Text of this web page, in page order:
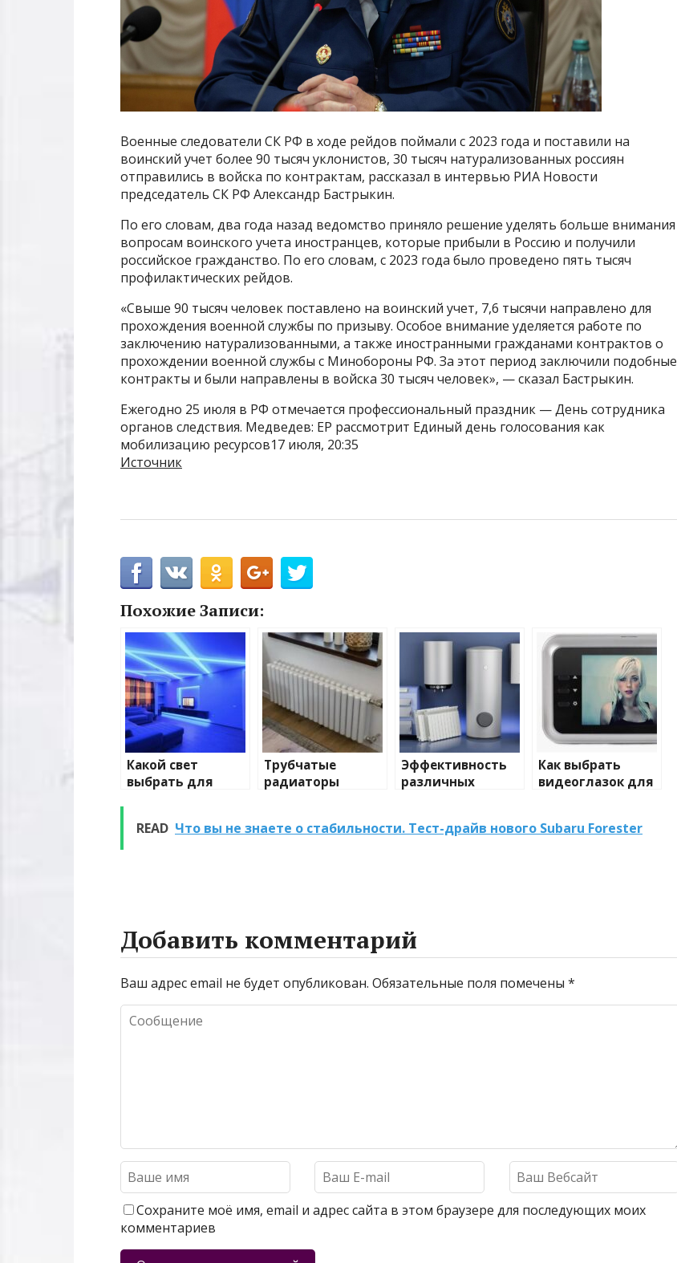
Военные следователи СК РФ в ходе рейдов поймали с 2023 года и поставили на
воинский учет более 90 тысяч уклонистов, 30 тысяч натурализованных россиян
отправились в войска по контрактам, рассказал в интервью РИА Новости
председатель СК РФ Александр Бастрыкин.
По его словам, два года назад ведомство приняло решение уделять больше внимания
вопросам воинского учета иностранцев, которые прибыли в Россию и получили
российское гражданство. По его словам, с 2023 года было проведено пять тысяч
профилактических рейдов.
«Свыше 90 тысяч человек поставлено на воинский учет, 7,6 тысячи направлено для
прохождения военной службы по призыву. Особое внимание уделяется работе по
заключению натурализованными, а также иностранными гражданами контрактов о
прохождении военной службы с Минобороны РФ. За этот период заключили подобные
контракты и были направлены в войска 30 тысяч человек», — сказал Бастрыкин.
Ежегодно 25 июля в РФ отмечается профессиональный праздник — День сотрудника
органов следствия. Медведев: ЕР рассмотрит Единый день голосования как
мобилизацию ресурсов17 июля, 20:35
Источник
Похожие Записи:
Какой свет
выбрать для
Трубчатые
радиаторы
Эффективность
различных
очистке и
Как выбрать
видеоглазок для
READ Что вы не знаете о стабильности. Тест-драйв нового Subaru Forester
Добавить комментарий
Ваш адрес email не будет опубликован. Обязательные поля помечены *
Сохраните моё имя, email и адрес сайта в этом браузере для последующих моих
комментариев